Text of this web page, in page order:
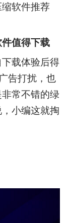
软件推荐
值得下载
载体验后得
告打扰，也
常不错的绿
小编这就掏